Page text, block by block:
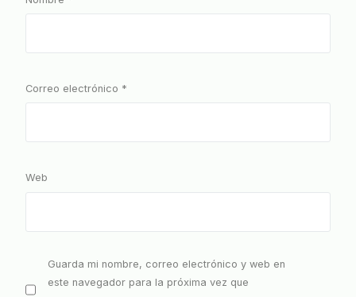
Correo electrónico *
Web
Guarda mi nombre, correo electrónico y web en
este navegador para la próxima vez que